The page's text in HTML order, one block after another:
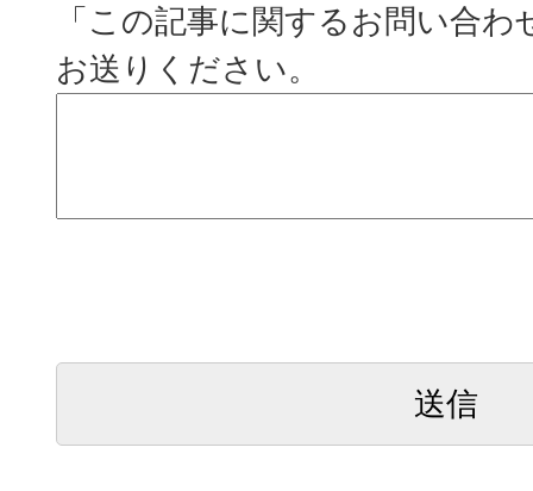
「この記事に関するお問い合
お送りください。